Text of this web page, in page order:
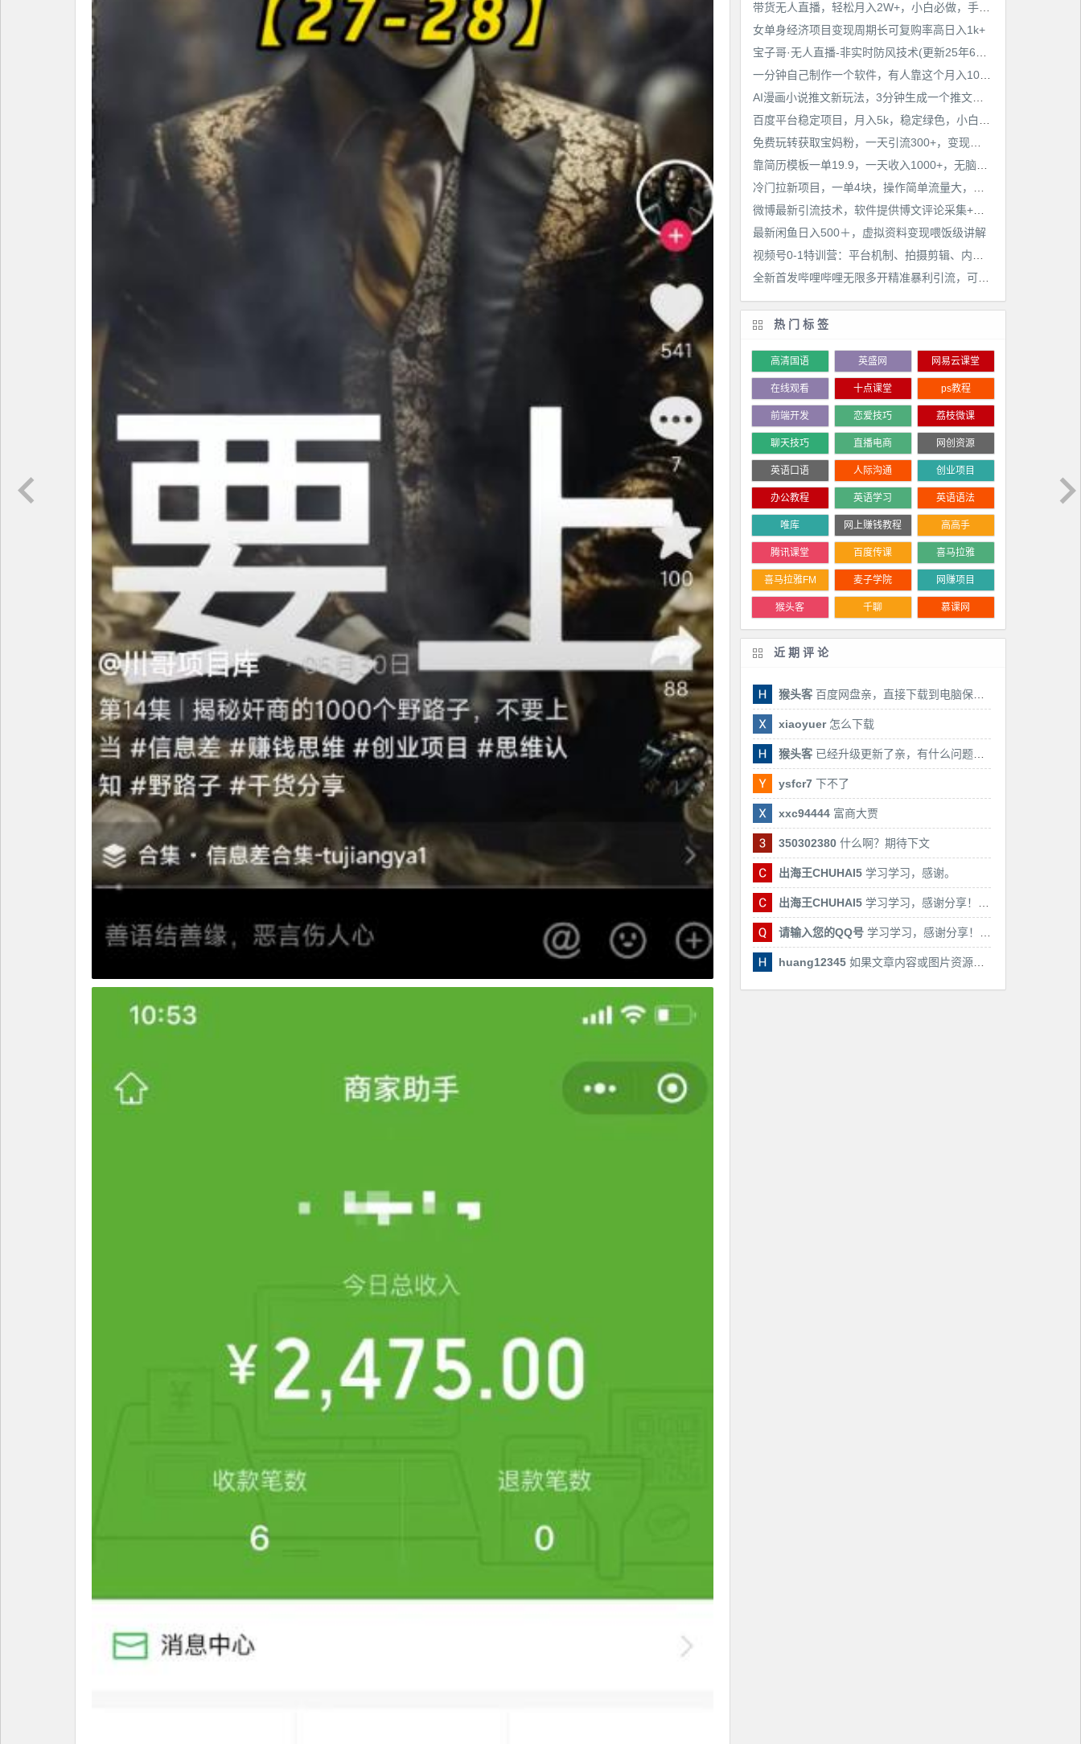
带货无人直播，轻松月入2W+，小白必做，手把手教学，无脑操作(附学习资料)
女单身经济项目变现周期长可复购率高日入1k+
一分钟自己制作一个软件，有人靠这个月入10W+
AI漫画小说推文新玩法，3分钟生成一个推文视频，保姆级教程【配项目操作和软件教程】
免费玩转获取宝妈粉，一天引流300+，变现超乎你想象
微博最新引流技术，软件提供博文评论采集+私信实现精准引流【揭秘】
最新闲鱼日入500＋，虚拟资料变现喂饭级讲解
全新首发哔哩哔哩无限多开精准暴利引流，可无限多开，抗封首发精品脚本
热门标签
高清国语 英盛网 网易云课堂
在线观看 十点课堂 ps教程
前端开发 恋爱技巧 荔枝微课
聊天技巧 直播电商 网创资源
英语口语 人际沟通 创业项目
办公教程 英语学习 英语语法
唯库 网上赚钱教程 高高手
腾讯课堂 百度传课 喜马拉雅
喜马拉雅FM 麦子学院 网赚项目
猴头客 千聊 慕课网
近期评论
猴头客百度网盘亲，直接下载到电脑保存亲，后期有课还会更新
xiaoyuer怎么下载
猴头客已经升级更新了亲，有什么问题随时联系我！
ysfcr7下不了
xxc94444富商大贾
350302380什么啊？期待下文
出海王CHUHAI5学习学习，感谢。
出海王CHUHAI5学习学习，感谢分享！！！
请输入您的QQ号学习学习，感谢分享！！！
huang12345如果文章内容或图片资源失效，请留言反馈，我